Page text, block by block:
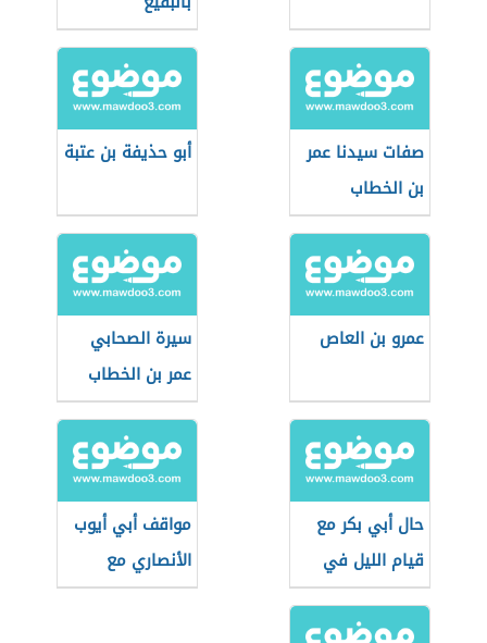
صفات سيدنا عمر
بن الخطاب
أبو حذيفة بن عتبة
عمرو بن العاص
سيرة الصحابي
عمر بن الخطاب
حال أبي بكر مع
قيام الليل في
رمضان
مواقف أبي أيوب
الأنصاري مع
الرسول الكريم